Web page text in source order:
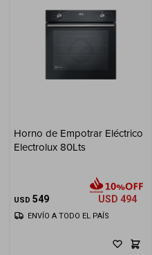
Horno de Empotrar Eléctrico
Electrolux 80Lts
USD 549 USD 494
ENVÍO A TODO EL PAÍS